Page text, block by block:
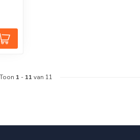
Toon 1 - 11 van 11